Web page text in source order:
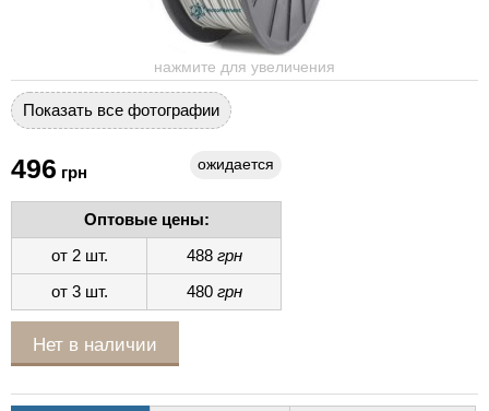
нажмите для увеличения
Показать все фотографии
496 грн ожидается
Оптовые цены:
от 2 шт.
488грн
от 3 шт.
480грн
Нет в наличии